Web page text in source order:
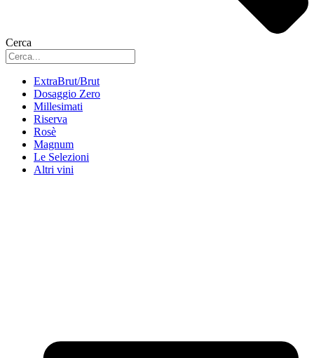
Cerca
ExtraBrut/Brut
Dosaggio Zero
Millesimati
Riserva
Rosè
Magnum
Le Selezioni
Altri vini